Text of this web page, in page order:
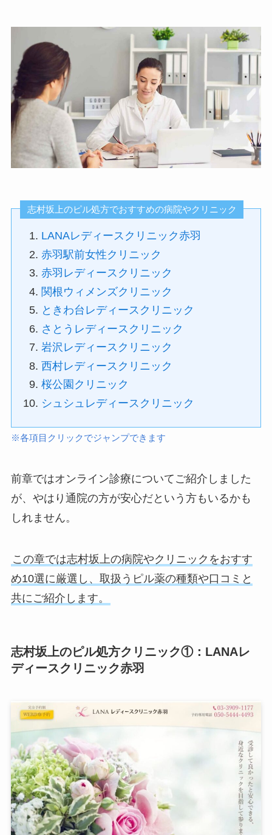
志村坂上のピル処方でおすすめの病院やクリニック
LANAレディースクリニック赤羽
赤羽駅前女性クリニック
赤羽レディースクリニック
関根ウィメンズクリニック
ときわ台レディースクリニック
さとうレディースクリニック
岩沢レディースクリニック
西村レディースクリニック
桜公園クリニック
シュシュレディースクリニック
※各項目クリックでジャンプできます
前章ではオンライン診療についてご紹介しました
が、やはり通院の方が安心だという方もいるかも
しれません。
この章では志村坂上の病院やクリニックをおすす
め10選に厳選し、取扱うピル薬の種類や口コミと
共にご紹介します。
志村坂上のピル処方クリニック①：LANAレ
ディースクリニック赤羽